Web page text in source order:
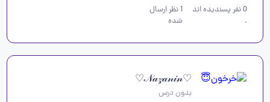
0نفر پسندیده اند
.
1نظر ارسال
شده
♡𝒩𝒶𝓏𝒶𝓃𝒾𝓃♡
بدون درس